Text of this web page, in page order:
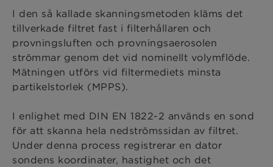
I den så kallade skanningsmetoden kläms det
tillverkade filtret fast i filterhållaren och
provningsluften och provningsaerosolen
strömmar genom det vid nominellt volymflöde.
Mätningen utförs vid filtermediets minsta
partikelstorlek (MPPS).
I enlighet med DIN EN 1822-2 används en sond
för att skanna hela nedströmssidan av filtret.
Under denna process registrerar en dator
sondens koordinater, hastighet och det